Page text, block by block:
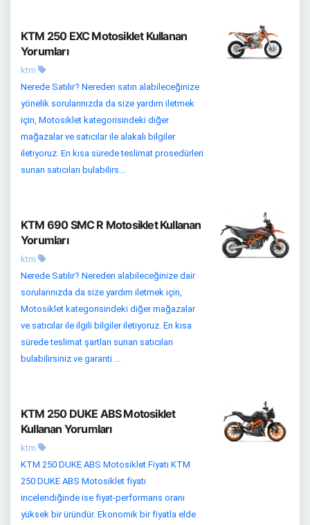
KTM 250 EXC Motosiklet Kullanan
Yorumları
ktm
Nerede Satılır? Nereden satın alabileceğinize
yönelik sorularınızda da size yardım iletmek
için, Motosiklet kategorisindeki diğer
mağazalar ve satıcılar ile alakalı bilgiler
iletiyoruz. En kısa sürede teslimat prosedürleri
sunan satıcıları bulabilirs...
KTM 690 SMC R Motosiklet Kullanan
Yorumları
ktm
Nerede Satılır? Nereden alabileceğinize dair
sorularınızda da size yardım iletmek için,
Motosiklet kategorisindeki diğer mağazalar
ve satıcılar ile ilgili bilgiler iletiyoruz. En kısa
sürede teslimat şartları sunan satıcıları
bulabilirsiniz ve garanti ...
KTM 250 DUKE ABS Motosiklet
Kullanan Yorumları
ktm
KTM 250 DUKE ABS Motosiklet Fiyatı KTM
250 DUKE ABS Motosiklet fiyatı
incelendiğinde ise fiyat-performans oranı
yüksek bir üründür. Ekonomik bir fiyatla elde